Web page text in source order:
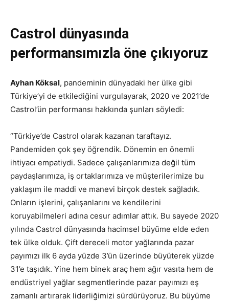
Castrol dünyasında
performansımızla öne çıkıyoruz
Ayhan Köksal, pandeminin dünyadaki her ülke gibi
Türkiye’yi de etkilediğini vurgulayarak, 2020 ve 2021’de
Castrol’ün performansı hakkında şunları söyledi:
“Türkiye’de Castrol olarak kazanan taraftayız.
Pandemiden çok şey öğrendik. Dönemin en önemli
ihtiyacı empatiydi. Sadece çalışanlarımıza değil tüm
paydaşlarımıza, iş ortaklarımıza ve müşterilerimize bu
yaklaşım ile maddi ve manevi birçok destek sağladık.
Onların işlerini, çalışanlarını ve kendilerini
koruyabilmeleri adına cesur adımlar attık. Bu sayede 2020
yılında Castrol dünyasında hacimsel büyüme elde eden
tek ülke olduk. Çift dereceli motor yağlarında pazar
payımızı ilk 6 ayda yüzde 3’ün üzerinde büyüterek yüzde
31’e taşıdık. Yine hem binek araç hem ağır vasıta hem de
endüstriyel yağlar segmentlerinde pazar payımızı eş
zamanlı artırarak liderliğimizi sürdürüyoruz. Bu büyüme